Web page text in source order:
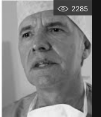
2285